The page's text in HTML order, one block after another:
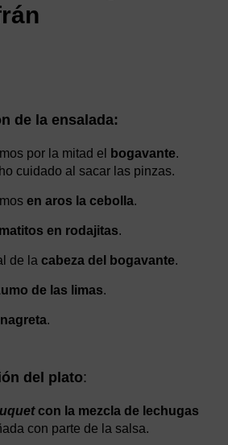
de la ensalada:
por la mitad el bogavante.
cuidado al sacar las pinzas.
en aros la cebolla.
en rodajitas.
de la cabeza del bogavante.
de las limas.
.
del plato:
con la mezcla de lechugas
con parte de la salsa.